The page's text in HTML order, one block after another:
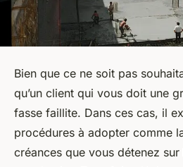
Bien que ce ne soit pas
qu’un client qui vous doit une
fasse faillite. Dans ces cas, il
procédures à adopter comme
créances que vous détenez sur